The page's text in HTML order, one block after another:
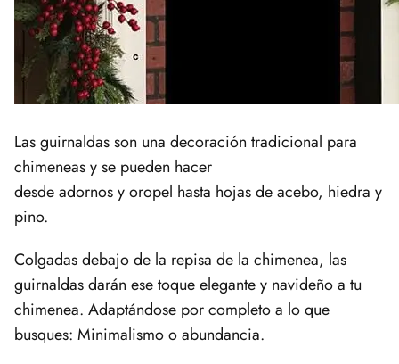
Las guirnaldas son una decoración tradicional para
chimeneas y se pueden hacer
desde adornos y oropel hasta hojas de acebo, hiedra y
pino.
Colgadas debajo de la repisa de la chimenea, las
guirnaldas darán ese toque elegante y navideño a tu
chimenea. Adaptándose por completo a lo que
busques: Minimalismo o abundancia.